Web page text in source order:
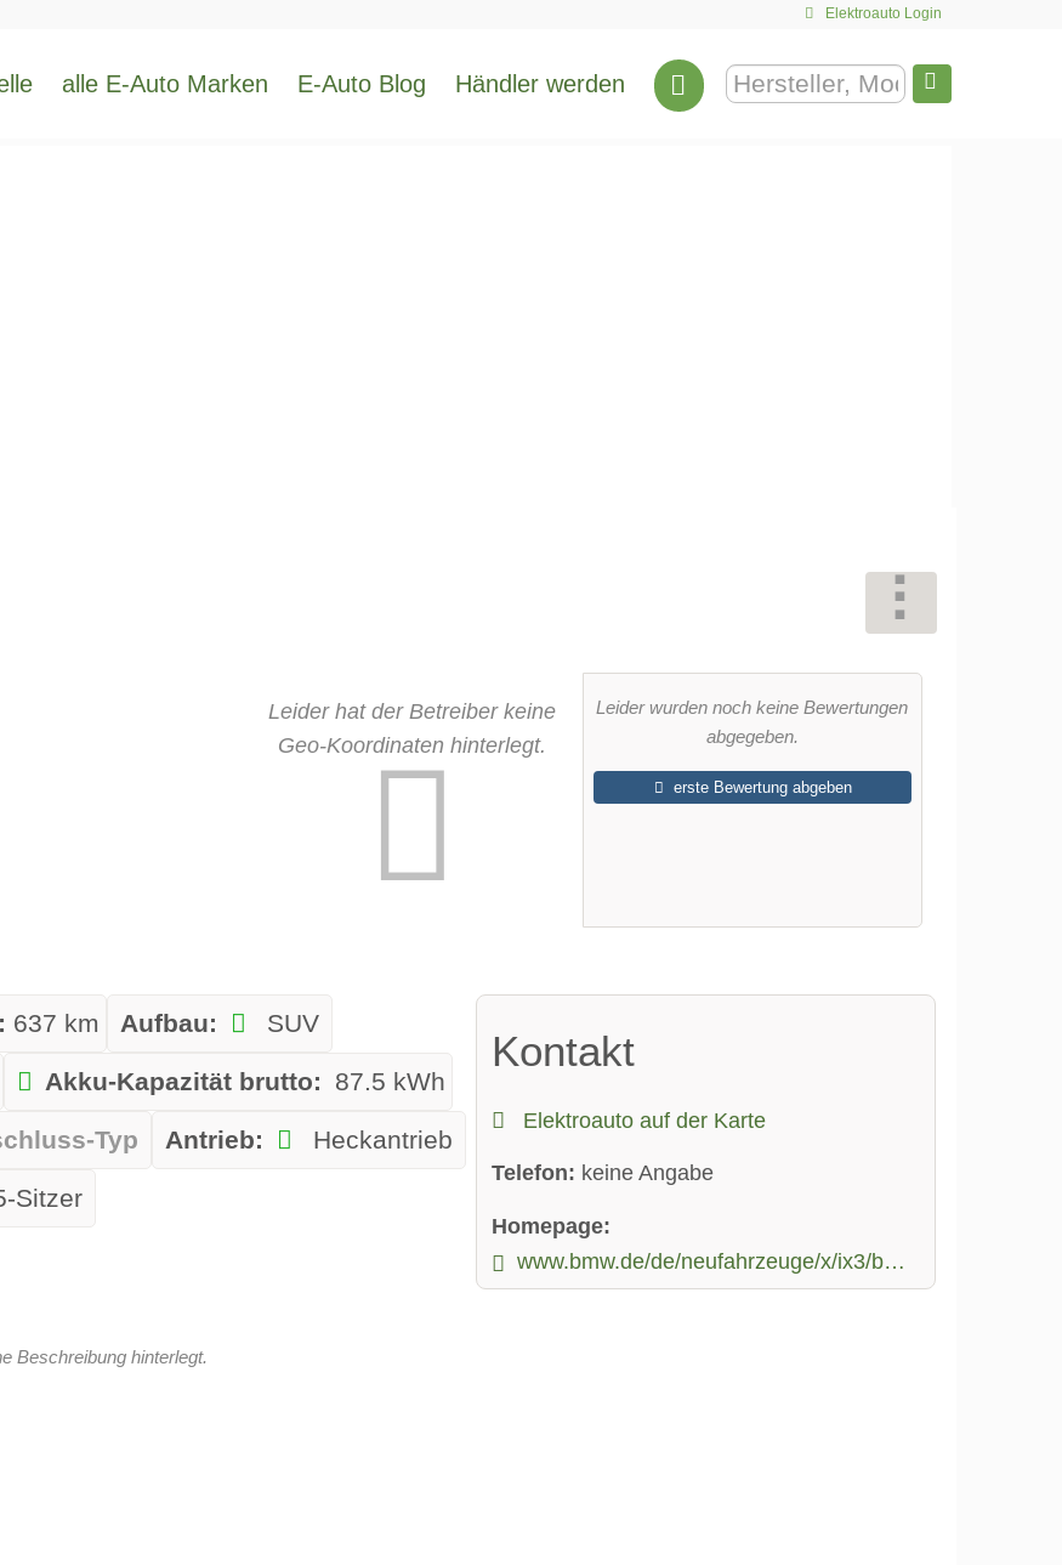
Elektroauto Login
alle E-Auto Marken E-Auto Blog Händler werden
Leider hat der Betreiber keine
Geo-Koordinaten hinterlegt.
Leider wurden noch keine Bewertungen
abgegeben.
erste Bewertung abgeben
637 km Aufbau:
SUV
Akku-Kapazität brutto: 87.5 kWh
Typ Antrieb:
Heckantrieb
Sitzer
Beschreibung hinterlegt.
Kontakt
Elektroauto auf der Karte
Telefon: keine Angabe
Homepage:
www.bmw.de/de/neufahrzeuge/x/ix3/bmw-ix3.html